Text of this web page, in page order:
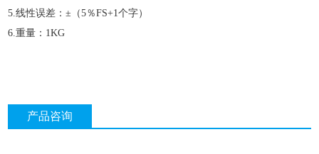
5.线性误差：±（5％FS+1个字）
6.重量：1KG
产品咨询